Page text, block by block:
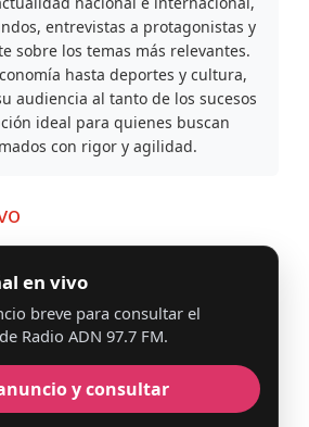
entrevistas a protagonistas y
sobre los temas más relevantes.
hasta deportes y cultura,
audiencia al tanto de los sucesos
ideal para quienes buscan
con rigor y agilidad.
en vivo
breve para consultar el
Radio ADN 97.7 FM.
y consultar